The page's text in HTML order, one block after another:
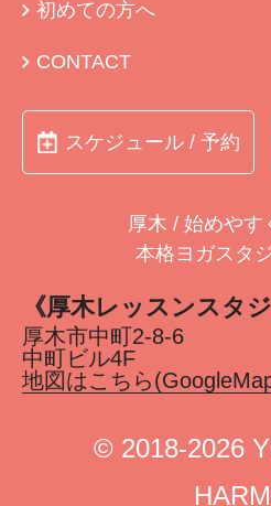
初めての方へ
CONTACT
スケジュール / 予約
厚木 / 始めやす
本格ヨガスタ
《厚木レッスンスタジ
厚木市中町2-8-6
中町ビル4F
地図はこちら
©︎ 2018-2026